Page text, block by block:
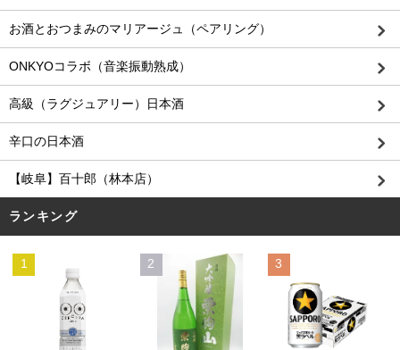
お酒とおつまみのマリアージュ（ペアリング）
ONKYOコラボ（音楽振動熟成）
高級（ラグジュアリー）日本酒
辛口の日本酒
【岐阜】百十郎（林本店）
ランキング
1 2 3